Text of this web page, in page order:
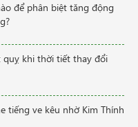
để phân biệt tăng động
quỵ khi thời tiết thay đổi
tiếng ve kêu nhờ Kim Thính